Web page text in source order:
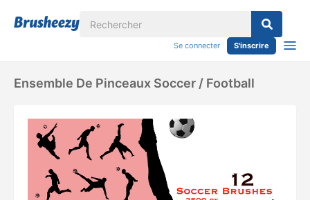
Se connecter S'inscrire
Ensemble De Pinceaux Soccer / Football